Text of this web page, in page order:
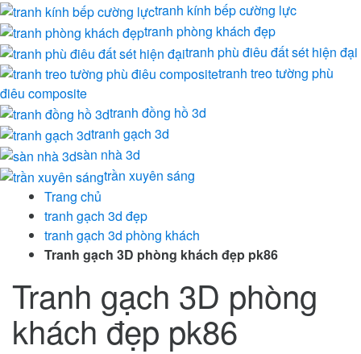
tranh kính bếp cường lực
tranh phòng khách đẹp
tranh phù điêu đất sét hiện đại
tranh treo tường phù
điêu composite
tranh đồng hồ 3d
tranh gạch 3d
sàn nhà 3d
trần xuyên sáng
Trang chủ
tranh gạch 3d đẹp
tranh gạch 3d phòng khách
Tranh gạch 3D phòng khách đẹp pk86
Tranh gạch 3D phòng
khách đẹp pk86